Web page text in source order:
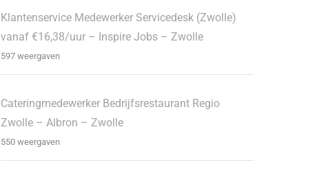
Klantenservice Medewerker Servicedesk (Zwolle)
vanaf €16,38/uur – Inspire Jobs – Zwolle
597 weergaven
Cateringmedewerker Bedrijfsrestaurant Regio
Zwolle – Albron – Zwolle
550 weergaven